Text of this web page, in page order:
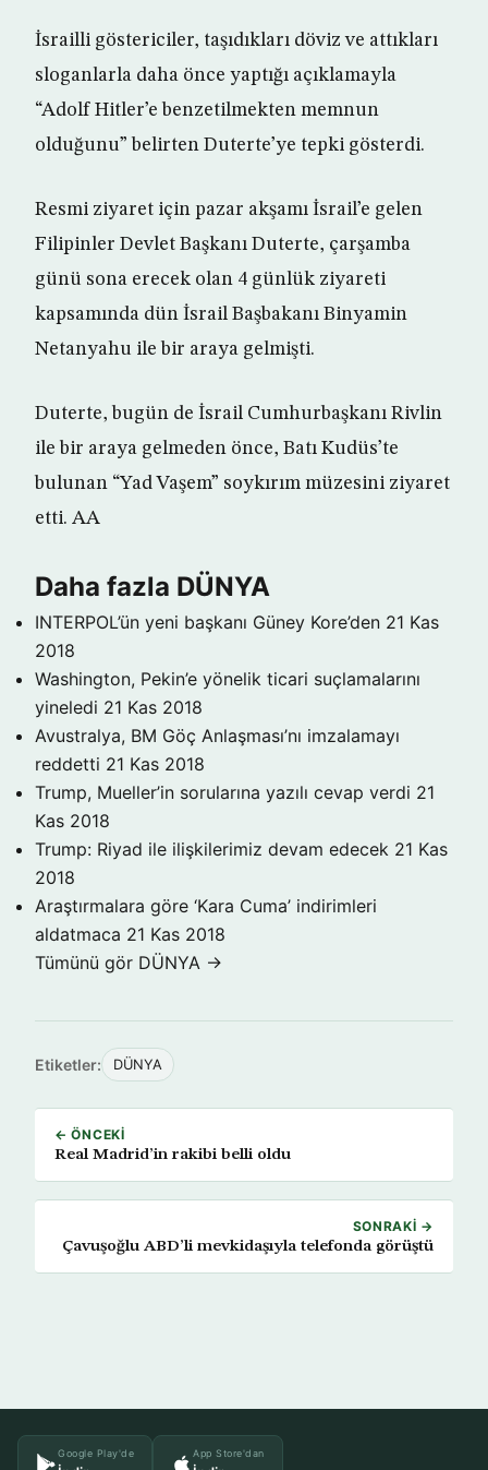
İsrailli göstericiler, taşıdıkları döviz ve attıkları
sloganlarla daha önce yaptığı açıklamayla
“Adolf Hitler’e benzetilmekten memnun
olduğunu” belirten Duterte’ye tepki gösterdi.
Resmi ziyaret için pazar akşamı İsrail’e gelen
Filipinler Devlet Başkanı Duterte, çarşamba
günü sona erecek olan 4 günlük ziyareti
kapsamında dün İsrail Başbakanı Binyamin
Netanyahu ile bir araya gelmişti.
Duterte, bugün de İsrail Cumhurbaşkanı Rivlin
ile bir araya gelmeden önce, Batı Kudüs’te
bulunan “Yad Vaşem” soykırım müzesini ziyaret
etti. AA
Daha fazla DÜNYA
INTERPOL’ün yeni başkanı Güney Kore’den 21 Kas
2018
Washington, Pekin’e yönelik ticari suçlamalarını
yineledi 21 Kas 2018
Avustralya, BM Göç Anlaşması’nı imzalamayı
reddetti 21 Kas 2018
Trump, Mueller’in sorularına yazılı cevap verdi 21
Kas 2018
Trump: Riyad ile ilişkilerimiz devam edecek 21 Kas
2018
Araştırmalara göre ‘Kara Cuma’ indirimleri
aldatmaca 21 Kas 2018
Tümünü gör DÜNYA →
Etiketler: DÜNYA
← ÖNCEKI
Real Madrid’in rakibi belli oldu
SONRAKI →
Çavuşoğlu ABD’li mevkidaşıyla telefonda görüştü
Google Play'de App Store'dan